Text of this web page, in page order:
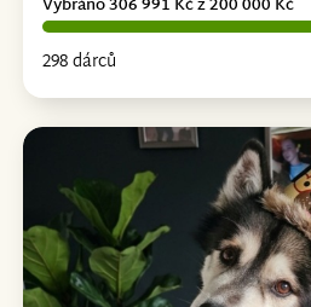
298 dárců
Vybráno 306 991 Kč z 200 000 Kč